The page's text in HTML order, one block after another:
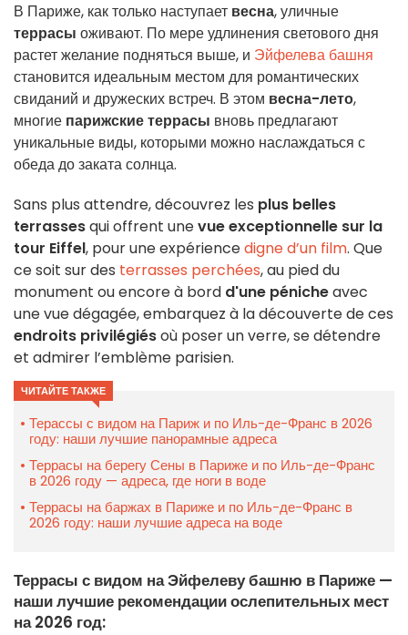
В Париже, как только наступает весна, уличные
террасы оживают. По мере удлинения светового дня
растет желание подняться выше, и Эйфелева башня
становится идеальным местом для романтических
свиданий и дружеских встреч. В этом весна-лето,
многие парижские террасы вновь предлагают
уникальные виды, которыми можно наслаждаться с
обеда до заката солнца.
Sans plus attendre, découvrez les plus belles
terrassesqui offrent unevue exceptionnelle sur la
tour Eiffel, pour une expériencedigne d’un film. Que
ce soit sur des terrasses perchées, au pied du
monument ou encore à bord d'une pénicheavec
une vue dégagée, embarquez à la découverte de ces
endroits privilégiésoù poser un verre, se détendre
et admirer l’emblème parisien.
ЧИТАЙТЕ ТАКЖЕ
Терассы с видом на Париж и по Иль-де-Франс в 2026
году: наши лучшие панорамные адреса
Террасы на берегу Сены в Париже и по Иль-де-Франс
в 2026 году — адреса, где ноги в воде
Террасы на баржах в Париже и по Иль-де-Франс в
2026 году: наши лучшие адреса на воде
Террасы с видом на Эйфелеву башню в Париже —
наши лучшие рекомендации ослепительных мест
на 2026 год: